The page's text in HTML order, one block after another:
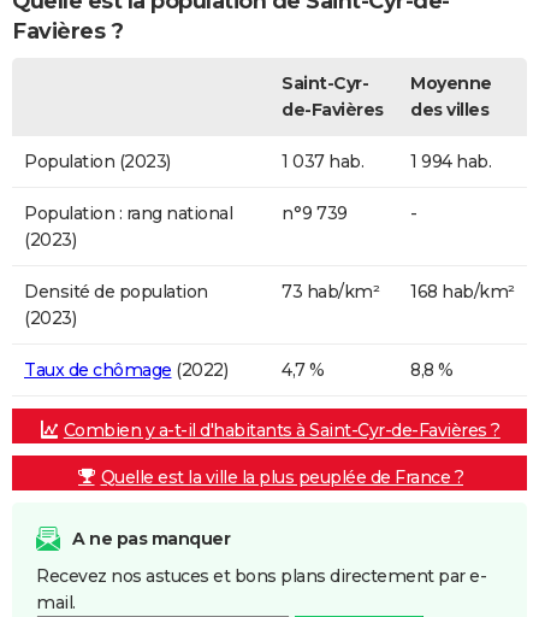
Favières ?
Saint-Cyr-
de-Favières
Moyenne
des villes
Population (2023) 1 037 hab. 1 994 hab.
Population : rang national
(2023)
n°9 739 -
Densité de population
(2023)
73 hab/km² 168 hab/km²
Taux de chômage (2022) 4,7 % 8,8 %
Combien y a-t-il d'habitants à Saint-Cyr-de-Favières ?
Quelle est la ville la plus peuplée de France ?
A ne pas manquer
Recevez nos astuces et bons plans directement par e-
mail.